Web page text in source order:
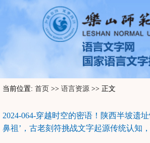
当前位置: 首页 >> 语言资源 >> 正文
2024-064-穿越时空的密语！陕西半坡遗
鼻祖’，古老刻符挑战文字起源传统认知